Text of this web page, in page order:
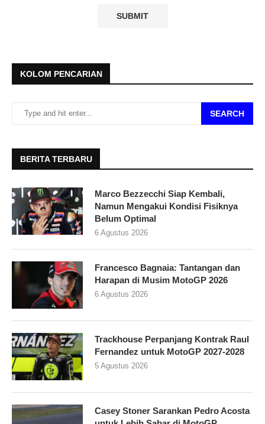
KOLOM PENCARIAN
SEARCH
BERITA TERBARU
Marco Bezzecchi Siap Kembali,
Namun Mengakui Kondisi Fisiknya
Belum Optimal
6 Agustus 2026
Francesco Bagnaia: Tantangan dan
Harapan di Musim MotoGP 2026
6 Agustus 2026
Trackhouse Perpanjang Kontrak Raul
Fernandez untuk MotoGP 2027-2028
5 Agustus 2026
Casey Stoner Sarankan Pedro Acosta